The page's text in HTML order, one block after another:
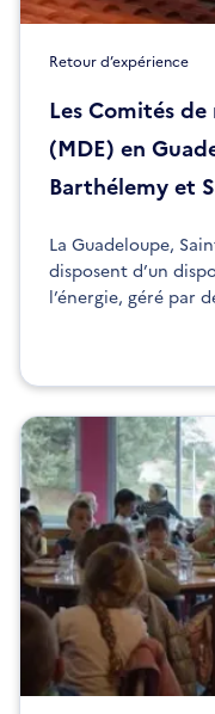
Retour d’expérience
Les Comités de
(MDE) en
Barthélemy et
La Guadeloupe,
disposent d’un
l’énergie, géré par